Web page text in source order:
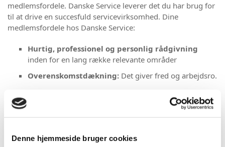
Denne hjemmeside bruger cookies
medlemsfordele. Danske Service leverer det du har brug for
til at drive en succesfuld servicevirksomhed. Dine
medlemsfordele hos Danske Service:
Hurtig, professionel og personlig rådgivning
inden for en lang række relevante områder
Overenskomstdækning: Det giver fred og arbejdsro.
Ubegrænset personalejuridisk rådgivning:
telefonopkald eller en e-mail.
Behandling af tvister og konflikter: